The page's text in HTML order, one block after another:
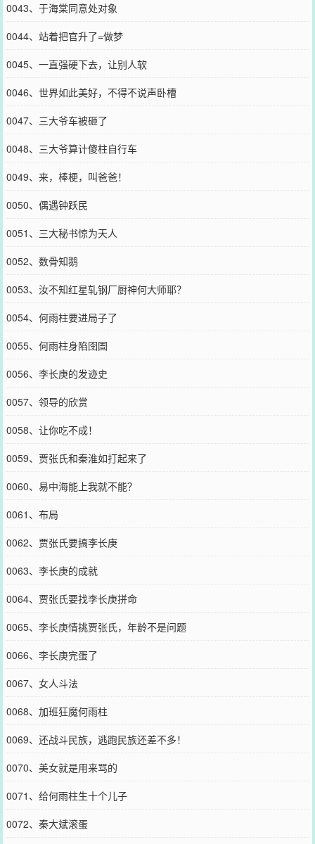
0043、于海棠同意处对象
0044、站着把官升了=做梦
0045、一直强硬下去，让别人软
0046、世界如此美好，不得不说声卧槽
0047、三大爷车被砸了
0048、三大爷算计傻柱自行车
0049、来，棒梗，叫爸爸！
0050、偶遇钟跃民
0051、三大秘书惊为天人
0052、数骨知鹅
0053、汝不知红星轧钢厂厨神何大师耶？
0054、何雨柱要进局子了
0055、何雨柱身陷囹圄
0056、李长庚的发迹史
0057、领导的欣赏
0058、让你吃不成！
0059、贾张氏和秦淮如打起来了
0060、易中海能上我就不能？
0061、布局
0062、贾张氏要搞李长庚
0063、李长庚的成就
0064、贾张氏要找李长庚拼命
0065、李长庚情挑贾张氏，年龄不是问题
0066、李长庚完蛋了
0067、女人斗法
0068、加班狂魔何雨柱
0069、还战斗民族，逃跑民族还差不多！
0070、美女就是用来骂的
0071、给何雨柱生十个儿子
0072、秦大斌滚蛋